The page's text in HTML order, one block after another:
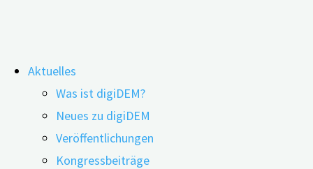
Inhalt
springen
Aktuelles
Was ist digiDEM?
Neues zu digiDEM
Veröffentlichungen
Kongressbeiträge
Der Mix aus Praxis und Theorie
macht’s